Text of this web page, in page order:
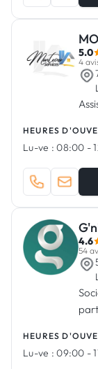
5.0
4
HEURES
Lu-ve : 08:00 -
4.6
54
HEURES
Lu-ve : 09:00 -